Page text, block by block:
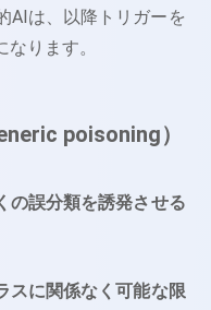
AIは、以降トリガーを
ります。
poisoning）
の誤分類を誘発させる
スに関係なく可能な限